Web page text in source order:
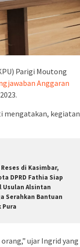
Parigi Moutong
Anggaran
mengatakan, kegiatan
di Kasimbar,
DPRD Fathia Siap
Usulan Alsintan
Serahkan Bantuan
Pura
ujar Ingrid yang